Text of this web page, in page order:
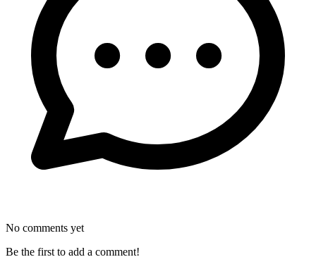
No comments yet
Be the first to add a comment!